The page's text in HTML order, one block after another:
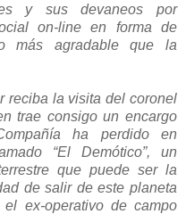
y sus devaneos por
on-line en forma de
más agradable que la
reciba la visita del coronel
trae consigo un encargo
ha perdido en
“El Demótico”, un
que puede ser la
de salir de este planeta
ex-operativo de campo